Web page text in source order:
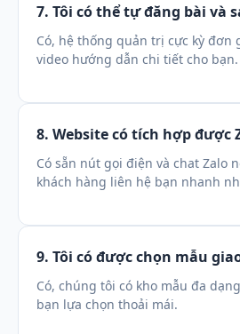
7. Tôi có thể tự đăng bài và
Có, hệ thống quản trị cực kỳ đơn
video hướng dẫn chi tiết cho bạn.
8. Website có tích hợp được
Có sẵn nút gọi điện và chat Zalo
khách hàng liên hệ bạn nhanh
9. Tôi có được chọn mẫu
Có, chúng tôi có kho mẫu đa
bạn lựa chọn thoải mái.